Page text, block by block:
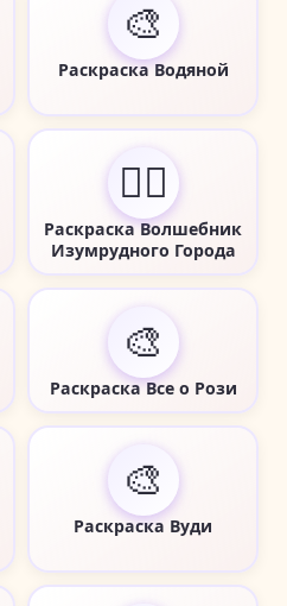
🎨
Раскраска Водяной
🧙‍♂️
Раскраска Волшебник
Изумрудного Города
🎨
Раскраска Все о Рози
🎨
Раскраска Вуди